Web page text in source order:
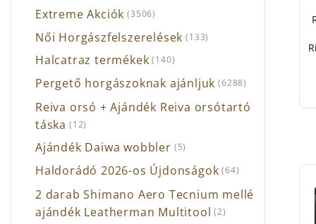
Extreme Akciók (3506)
Női Horgászfelszerelések (133)
Halcatraz termékek (140)
Pergető horgászoknak ajánljuk (6288)
Reiva orsó + Ajándék Reiva orsótartó
táska (12)
Ajándék Daiwa wobbler (5)
Haldorádó 2026-os Újdonságok (64)
2 darab Shimano Aero Tecnium mellé
ajándék Leatherman Multitool (2)
a